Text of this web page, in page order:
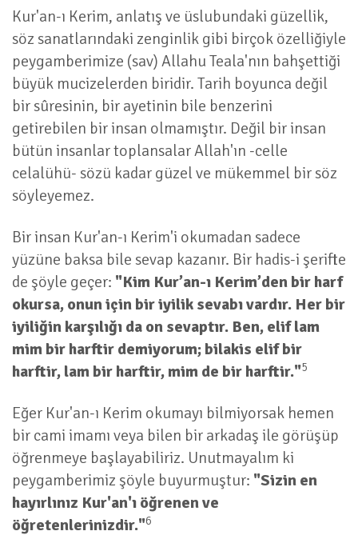
Kur'an-ı Kerim, anlatış ve üslubundaki güzellik,
söz sanatlarındaki zenginlik gibi birçok özelliğiyle
peygamberimize (sav) Allahu Teala'nın bahşettiği
büyük mucizelerden biridir. Tarih boyunca değil
bir sûresinin, bir ayetinin bile benzerini
getirebilen bir insan olmamıştır. Değil bir insan
bütün insanlar toplansalar Allah'ın -celle
celalühü- sözü kadar güzel ve mükemmel bir söz
söyleyemez.
Bir insan Kur'an-ı Kerim'i okumadan sadece
yüzüne baksa bile sevap kazanır. Bir hadis-i şerifte
de şöyle geçer: "Kim Kur’an-ı Kerim’den bir harf
okursa, onun için bir iyilik sevabı vardır. Her bir
iyiliğin karşılığı da on sevaptır. Ben, elif lam
mim bir harftir demiyorum; bilakis elif bir
harftir, lam bir harftir, mim de bir harftir."5
Eğer Kur'an-ı Kerim okumayı bilmiyorsak hemen
bir cami imamı veya bilen bir arkadaş ile görüşüp
öğrenmeye başlayabiliriz. Unutmayalım ki
peygamberimiz şöyle buyurmuştur: "Sizin en
hayırlınız Kur'an'ı öğrenen ve
öğretenlerinizdir."6